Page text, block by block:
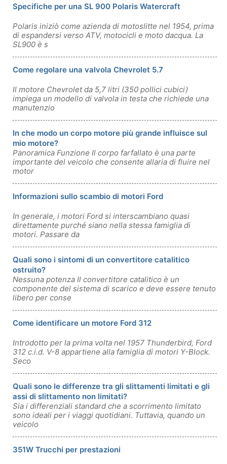
Specifiche per una SL 900 Polaris Watercraft
Polaris iniziò come azienda di motoslitte nel 1954, prima
di espandersi verso ATV, motocicli e moto dacqua. La
SL900 è s
Come regolare una valvola Chevrolet 5.7
Il motore Chevrolet da 5,7 litri (350 pollici cubici)
impiega un modello di valvola in testa che richiede una
manutenzio
In che modo un corpo motore più grande influisce sul
mio motore?
Panoramica Funzione Il corpo farfallato è una parte
importante del veicolo che consente allaria di fluire nel
motor
Informazioni sullo scambio di motori Ford
In generale, i motori Ford si interscambiano quasi
direttamente purché siano nella stessa famiglia di
motori. Passare da
Quali sono i sintomi di un convertitore catalitico
ostruito?
Nessuna potenza Il convertitore catalitico è un
componente del sistema di scarico e deve essere tenuto
libero per conse
Come identificare un motore Ford 312
Introdotto per la prima volta nel 1957 Thunderbird, Ford
312 c.i.d. V-8 appartiene alla famiglia di motori Y-Block.
Seco
Quali sono le differenze tra gli slittamenti limitati e gli
assi di slittamento non limitati?
Sia i differenziali standard che a scorrimento limitato
sono ideali per i viaggi quotidiani. Tuttavia, quando un
veicolo
351W Trucchi per prestazioni